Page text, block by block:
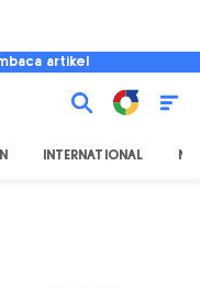
artikel
INTERNATIONAL